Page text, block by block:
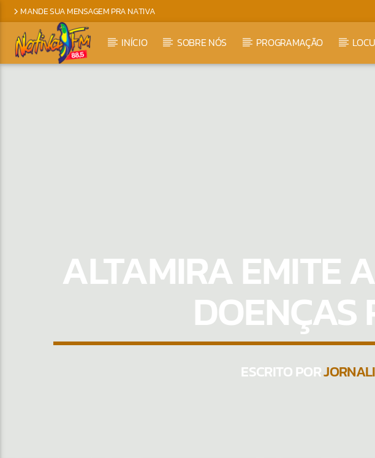
MANDE SUA MENSAGEM PRA NATIVA
INÍCIO SOBRE NÓS PROGRAMAÇÃO
ALTAMIRA EMITE
DOENÇAS
ESCRITO POR